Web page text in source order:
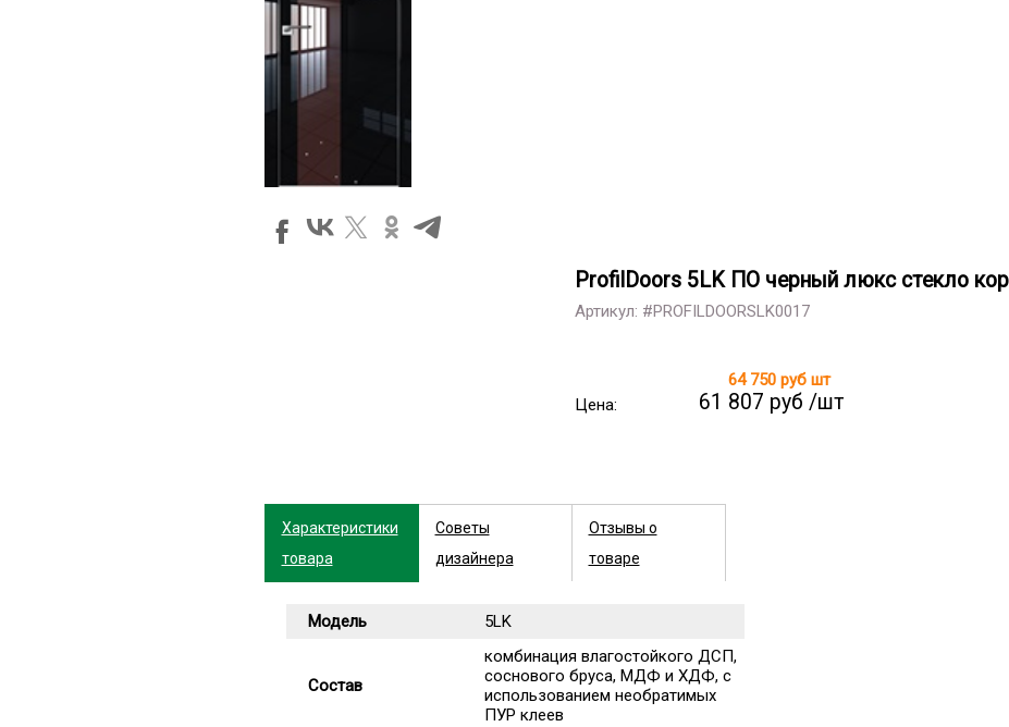
ProfilDoors 5LK ПО черный люкс стекло
Артикул: #PROFILDOORSLK0017
Цена:
64 750 руб шт
61 807 руб /шт
Характеристики
товара
Советы
дизайнера
Отзывы о
товаре
Модель 5LK
Состав
комбинация влагостойкого ДСП,
соснового бруса, МДФ и ХДФ, с
использованием необратимых
ПУР клеев